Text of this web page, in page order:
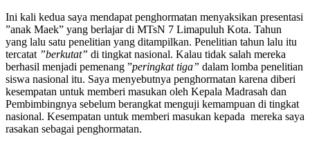
Ini kali kedua saya mendapat penghormatan menyaksikan presentasi
”anak Maek” yang berlajar di MTsN 7 Limapuluh Kota. Tahun
yang lalu satu penelitian yang ditampilkan. Penelitian tahun lalu itu
tercatat ”berkutat” di tingkat nasional. Kalau tidak salah mereka
berhasil menjadi pemenang ”peringkat tiga” dalam lomba penelitian
siswa nasional itu. Saya menyebutnya penghormatan karena diberi
kesempatan untuk memberi masukan oleh Kepala Madrasah dan
Pembimbingnya sebelum berangkat menguji kemampuan di tingkat
nasional. Kesempatan untuk memberi masukan kepada mereka saya
rasakan sebagai penghormatan.